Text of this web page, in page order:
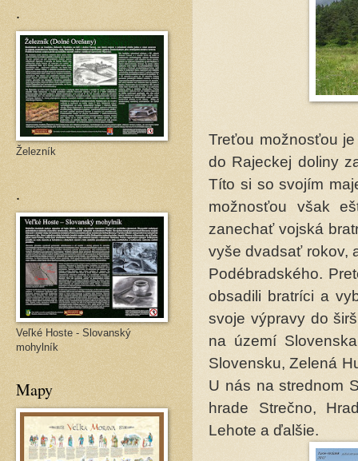
Treťou možnosťou
do Rajeckej doliny
Títo si so svojím
možnosťou však
zanechať vojská
vyše dvadsať rokov,
Podébradského.
obsadili bratríci a
svoje výpravy do
na území
Slovensku, Zelená
U nás na strednom
hrade Strečno,
Lehote a ďalšie.
.
Železník
.
Veľké Hoste - Slovanský
mohylník
Mapy